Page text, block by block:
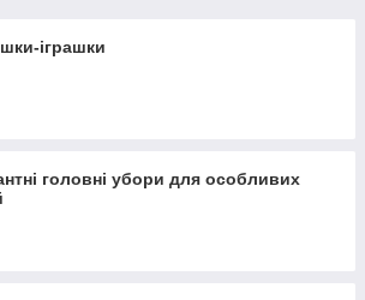
іграшки
головні убори для особливих